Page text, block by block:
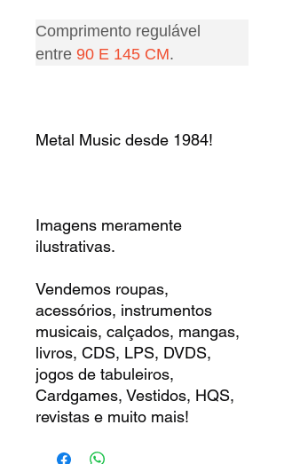
Comprimento regulável
entre 90 E 145 CM.
Metal Music desde 1984!
Imagens meramente
ilustrativas.
Vendemos roupas,
acessórios, instrumentos
musicais, calçados, mangas,
livros, CDS, LPS, DVDS,
jogos de tabuleiros,
Cardgames, Vestidos, HQS,
revistas e muito mais!